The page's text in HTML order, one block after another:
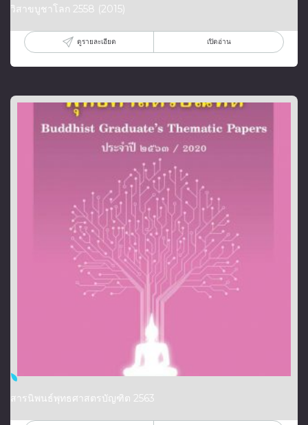
วิสาขบูชาโลก 2558 (2015)
ดูรายละเอียด เปิดอ่าน
สารนิพนธ์พุทธศาสตรบัญฑิต 2563